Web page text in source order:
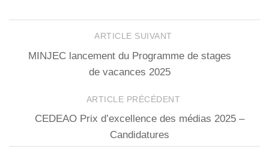
ARTICLE SUIVANT
MINJEC lancement du Programme de stages
de vacances 2025
ARTICLE PRÉCÉDENT
CEDEAO Prix d’excellence des médias 2025 –
Candidatures